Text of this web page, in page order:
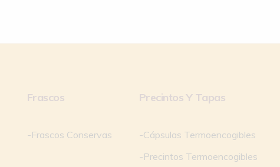
Frascos
-Frascos Conservas
Precintos Y Tapas
-Cápsulas Termoencogibles
-Precintos Termoencogibles